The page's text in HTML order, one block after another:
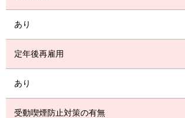
あり
定年後再雇用
あり
受動喫煙防止対策の有無